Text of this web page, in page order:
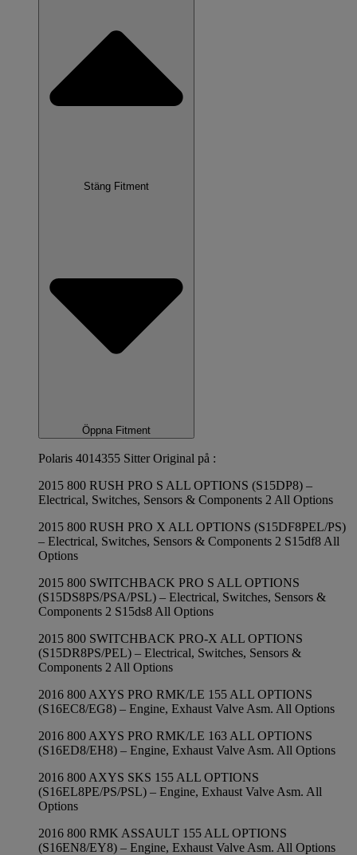
Stäng Fitment
Öppna Fitment
Polaris 4014355 Sitter Original på :
2015 800 RUSH PRO S ALL OPTIONS (S15DP8) –
Electrical, Switches, Sensors & Components 2 All Options
2015 800 RUSH PRO X ALL OPTIONS (S15DF8PEL/PS)
– Electrical, Switches, Sensors & Components 2 S15df8 All
Options
2015 800 SWITCHBACK PRO S ALL OPTIONS
(S15DS8PS/PSA/PSL) – Electrical, Switches, Sensors &
Components 2 S15ds8 All Options
2015 800 SWITCHBACK PRO-X ALL OPTIONS
(S15DR8PS/PEL) – Electrical, Switches, Sensors &
Components 2 All Options
2016 800 AXYS PRO RMK/LE 155 ALL OPTIONS
(S16EC8/EG8) – Engine, Exhaust Valve Asm. All Options
2016 800 AXYS PRO RMK/LE 163 ALL OPTIONS
(S16ED8/EH8) – Engine, Exhaust Valve Asm. All Options
2016 800 AXYS SKS 155 ALL OPTIONS
(S16EL8PE/PS/PSL) – Engine, Exhaust Valve Asm. All
Options
2016 800 RMK ASSAULT 155 ALL OPTIONS
(S16EN8/EY8) – Engine, Exhaust Valve Asm. All Options